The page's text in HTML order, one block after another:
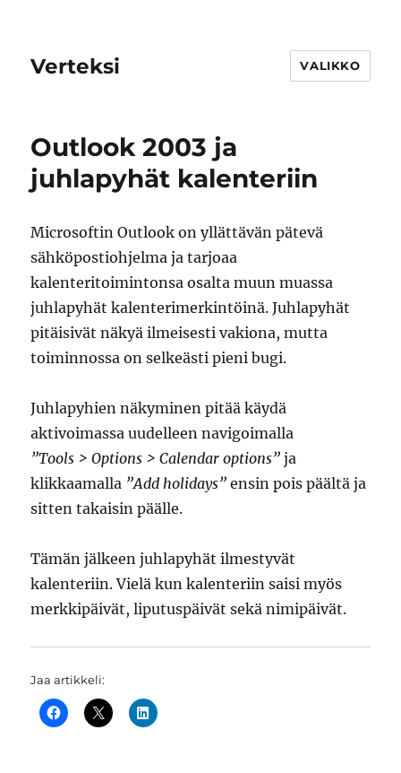
Verteksi VALIKKO
Outlook 2003 ja
juhlapyhät kalenteriin
Microsoftin Outlook on yllättävän pätevä
sähköpostiohjelma ja tarjoaa
kalenteritoimintonsa osalta muun muassa
juhlapyhät kalenterimerkintöinä. Juhlapyhät
pitäisivät näkyä ilmeisesti vakiona, mutta
toiminnossa on selkeästi pieni bugi.
Juhlapyhien näkyminen pitää käydä
aktivoimassa uudelleen navigoimalla
”Tools > Options > Calendar options” ja
klikkaamalla ”Add holidays” ensin pois päältä ja
sitten takaisin päälle.
Tämän jälkeen juhlapyhät ilmestyvät
kalenteriin. Vielä kun kalenteriin saisi myös
merkkipäivät, liputuspäivät sekä nimipäivät.
Jaa artikkeli: